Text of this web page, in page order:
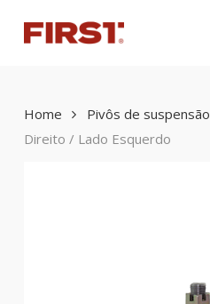
main
Home Pivôs de suspensão
Direito / Lado Esquerdo